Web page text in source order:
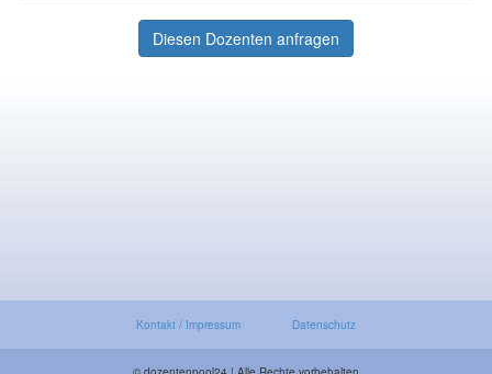
Diesen Dozenten anfragen
Kontakt / Impressum Datenschutz